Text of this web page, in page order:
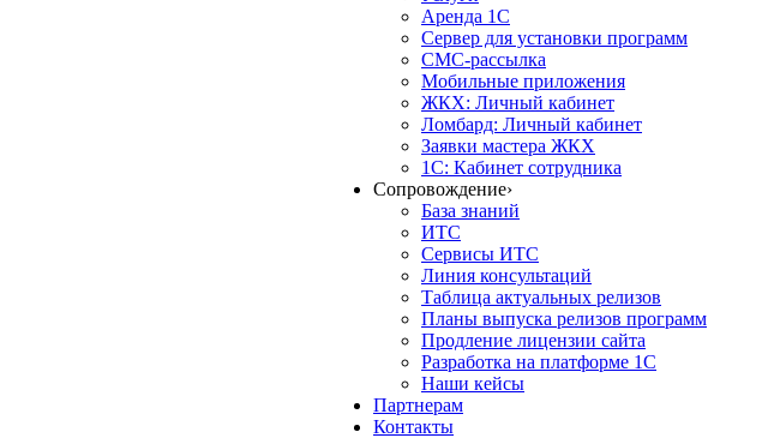
Аренда 1С
Сервер для установки программ
СМС-рассылка
Мобильные приложения
ЖКХ: Личный кабинет
Ломбард: Личный кабинет
Заявки мастера ЖКХ
1С: Кабинет сотрудника
Сопровождение›
База знаний
ИТС
Сервисы ИТС
Линия консультаций
Таблица актуальных релизов
Планы выпуска релизов программ
Продление лицензии сайта
Разработка на платформе 1С
Наши кейсы
Партнерам
Контакты